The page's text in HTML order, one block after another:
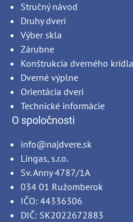
Stručný návod
Druhy dverí
Výber skla
Zárubne
Konštrukcia dverného krídla
Dverné výplne
Orientácia dverí
Technické informácie
O spoločnosti
info@najdvere.sk
Lingas, s.r.o.
Sv. Anny 4787/1A
034 01 Ružomberok
IČO: 44336306
DIČ: SK2022672883